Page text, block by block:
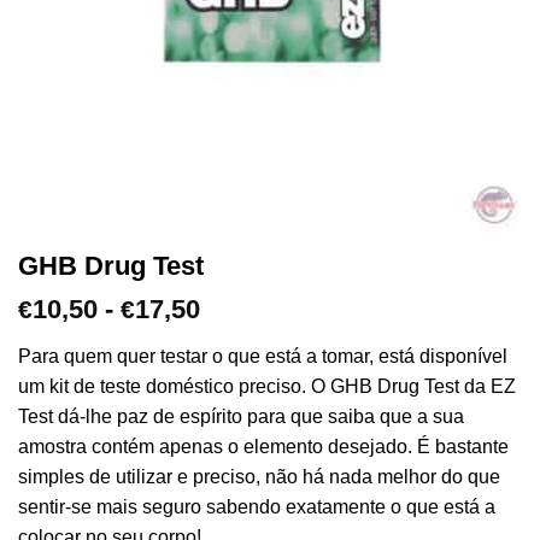
GHB Drug Test
€10,50 - €17,50Gama
preços:
€10,50
a
€17,50
Para quem quer testar o que está a tomar, está disponível
um kit de teste doméstico preciso. O GHB Drug Test da EZ
Test dá-lhe paz de espírito para que saiba que a sua
amostra contém apenas o elemento desejado. É bastante
simples de utilizar e preciso, não há nada melhor do que
sentir-se mais seguro sabendo exatamente o que está a